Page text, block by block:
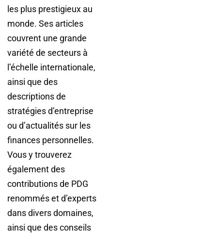
les plus prestigieux au
monde. Ses articles
couvrent une grande
variété de secteurs à
l’échelle internationale,
ainsi que des
descriptions de
stratégies d’entreprise
ou d’actualités sur les
finances personnelles.
Vous y trouverez
également des
contributions de PDG
renommés et d’experts
dans divers domaines,
ainsi que des conseils